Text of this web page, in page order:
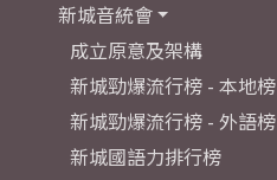
新城音統會
成立原意及架構
新城勁爆流行榜 - 本地榜
新城勁爆流行榜 - 外語榜
新城國語力排行榜